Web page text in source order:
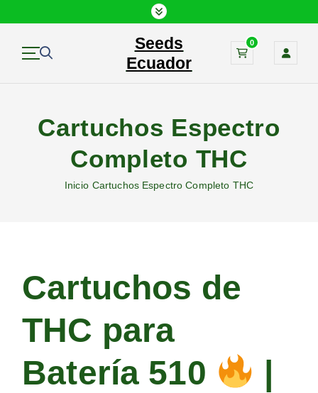
Seeds
Ecuador
0
Cartuchos Espectro
Completo THC
Inicio Cartuchos Espectro Completo THC
Cartuchos de
THC para
Batería 510
|